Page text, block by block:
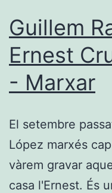
Guillem
Ernest
- Marxar
El setembre
López marxés
vàrem gravar
casa l'Ernest. És